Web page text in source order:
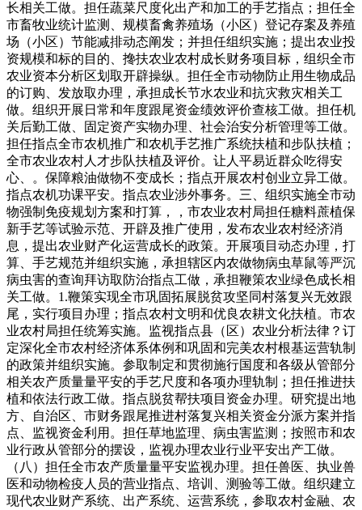
长相关工做。担任蔬菜尺度化出产和加工的手艺指点；担任全
市畜牧业统计监测、规模畜禽养殖场（小区）登记存案及养殖
场（小区）节能减排动态阐发；并担任组织实施；提出农业投
资规模和标的目的、搀扶农业农村成长财务项目标，组织全市
农业资本分析区划取开辟操纵。担任全市动物防止用生物成品
的订购、发放取办理，承担成长节水农业和抗灾救灾相关工
做。组织开展日常和年度跟尾资金绩效评价查核工做。担任机
关后勤工做、固定资产实物办理、社会治安分析管理等工做。
担任指点全市农机推广和农机手艺推广系统扶植和步队扶植；
全市农业农村人才步队扶植及评价。让人平易近群众吃得安
心、。保障粮油做物不变成长；指点开展农村创业立异工做。
指点农机功课平安。指点农业涉外事务。三、组织实施全市动
物强制免疫规划方案和打算，，市农业农村局担任糖料蔗植保
新手艺等试验示范、开辟及推广使用，发布农业农村经济消
息，提出农业财产化运营成长的政策。开展项目动态办理，打
算、手艺规范并组织实施，承担辖区内农做物病虫草鼠等严沉
病虫害的查询拜访取防治指点工做，承担鞭策农业绿色成长相
关工做。1.鞭策实现全市巩固拓展脱贫攻坚同村落复兴无效跟
尾，实行项目办理；指点农村文明和优良农耕文化扶植。市农
业农村局担任统筹实施。监视指点县（区）农业分析法律？订
定深化全市农村经济体系体例和巩固和完美农村根基运营轨制
的政策并组织实施。参取制定和贯彻施行国度和各级从管部分
相关农产质量量平安的手艺尺度和各项办理轨制；担任推进扶
植和依法行政工做。指点脱贫帮扶项目资金办理。研究提出地
方、自治区、市财务跟尾推进村落复兴相关资金分派方案并指
点、监视资金利用。担任草地监理、病虫害监测；按照市和农
业行政从管部分的摆设，监视办理农业行业平安出产工做。
（八）担任全市农产质量量平安监视办理。担任兽医、执业兽
医和动物检疫人员的营业指点、培训、测验等工做。组织建立
现代农业财产系统、出产系统、运营系统，参取农村金融、农